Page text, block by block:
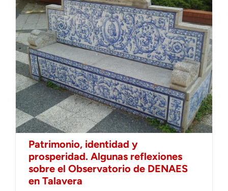
Patrimonio, identidad y
prosperidad. Algunas reflexiones
sobre el Observatorio de DENAES
en Talavera